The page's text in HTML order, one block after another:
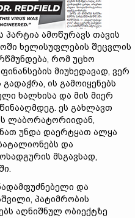
ამოწურავს თავის
ხელისუფლების შეცვლის
რომ უცხო
მიუხედავად, ვერ
ის გამოიყენებს
ხალხისა და მის მიერ
ეს გახლავთ
ლაბორატორიიდან,
უნდა დაერტყათ ალყა
და
მსგავსად,
და
პატიმრობის
აღნიშნულ ობიექტზე